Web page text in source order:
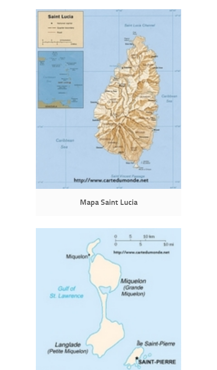
Mapa Saint Lucia